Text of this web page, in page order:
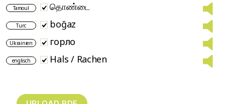
Tamoul தொண்டை
Turc boğaz
Ukrainien горло
englisch Hals / Rachen